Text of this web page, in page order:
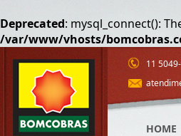
Deprecated: mysql_connect():
/var/www/vhosts/
11
HOME